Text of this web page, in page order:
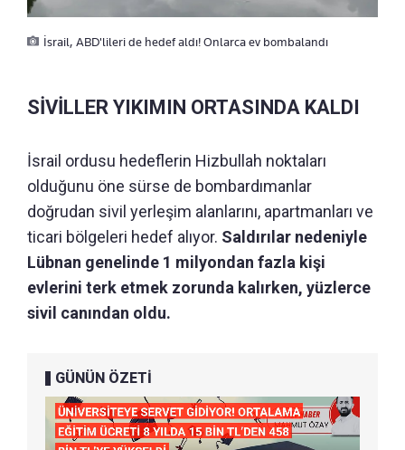
İsrail, ABD'lileri de hedef aldı! Onlarca ev bombalandı
SİVİLLER YIKIMIN ORTASINDA KALDI
İsrail ordusu hedeflerin Hizbullah noktaları
olduğunu öne sürse de bombardımanlar
doğrudan sivil yerleşim alanlarını, apartmanları ve
ticari bölgeleri hedef alıyor. Saldırılar nedeniyle
Lübnan genelinde 1 milyondan fazla kişi
evlerini terk etmek zorunda kalırken, yüzlerce
sivil canından oldu.
GÜNÜN ÖZETİ